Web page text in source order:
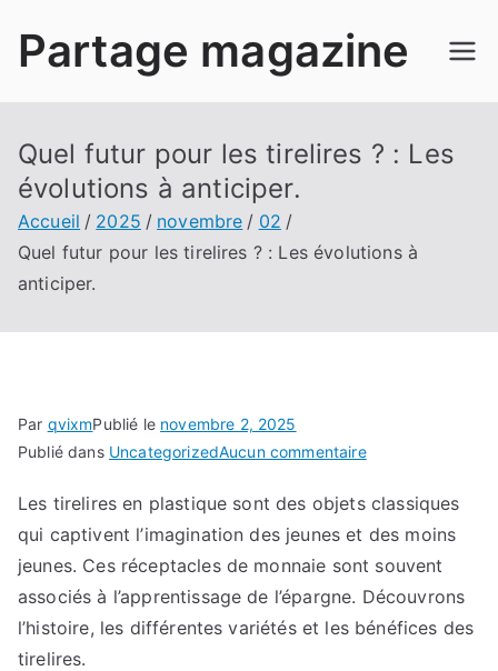
Partage magazine
Quel futur pour les tirelires ? : Les
évolutions à anticiper.
Accueil 2025 novembre
02
Quel futur pour les tirelires ? : Les évolutions à
anticiper.
Par qvixmPublié le novembre 2, 2025
Publié dans UncategorizedAucun commentairesur
futur
pour
les
tirelires
?
Les tirelires en plastique sont des objets classiques
qui captivent l’imagination des jeunes et des moins
jeunes. Ces réceptacles de monnaie sont souvent
associés à l’apprentissage de l’épargne. Découvrons
l’histoire, les différentes variétés et les bénéfices des
tirelires.